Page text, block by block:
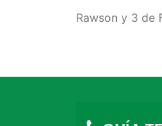
Rawson y 3 de